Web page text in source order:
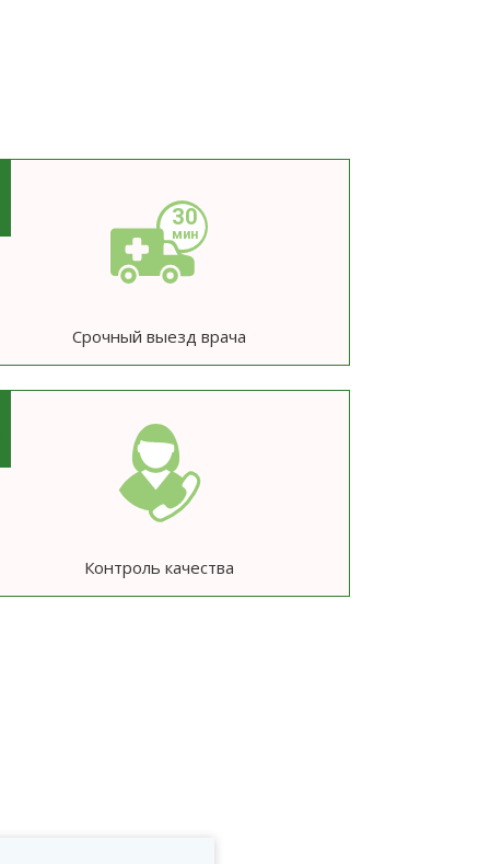
Срочный выезд врача
Контроль качества